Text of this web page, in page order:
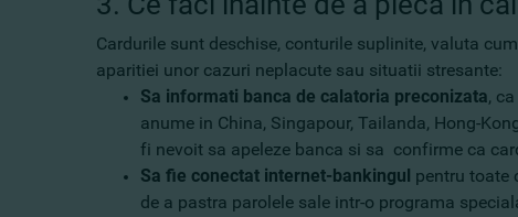
Cardurile sunt deschise, conturile suplinite, valuta
aparitiei unor cazuri neplacute sau situatii stresante:
Sa informati banca de calatoria preconizata,
anume in China, Singapour, Tailanda, Hong-
fi nevoit sa apeleze banca si sa confirme ca
Sa fie conectat internet-bankingul pentru toate
de a pastra parolele sale intr-o programa